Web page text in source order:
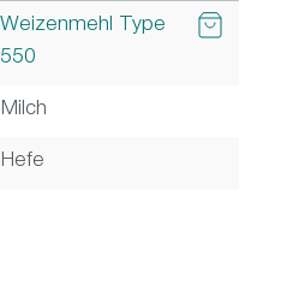
Weizenmehl Type
550
Milch
Hefe